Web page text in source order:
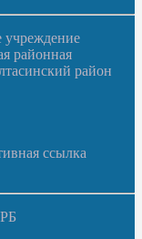
районная
район
ссылка